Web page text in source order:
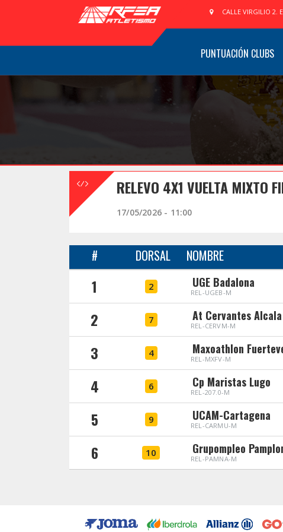
CALLE VIRGILIO 2.
PUNTUACIÓN CLUBS
RELEVO 4X1 VUELTA MIXTO
17/05/2026 - 11:00
# DORSAL NOMBRE
1 2 UGE Badalona
REL-UGEB-M
2 7 At Cervantes Alcala
REL-CERVM-M
3 4 Maxoathlon
REL-MXFV-M
4 6 Cp Maristas Lugo
REL-207.0-M
5 9 UCAM-Cartagena
REL-CARMU-M
6 10 Grupompleo
REL-PAMNA-M